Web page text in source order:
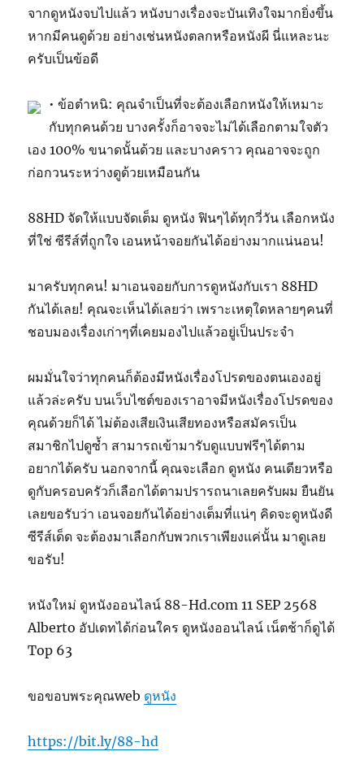
จากดูหนังจบไปแล้ว หนังบางเรื่องจะบันเทิงใจมากยิ่งขึ้น
หากมีคนดูด้วย อย่างเช่นหนังตลกหรือหนังผี นี่แหละนะ
ครับเป็นข้อดี
• ข้อตำหนิ: คุณจำเป็นที่จะต้องเลือกหนังให้เหมาะ
กับทุกคนด้วย บางครั้งก็อาจจะไม่ได้เลือกตามใจตัว
เอง 100% ขนาดนั้นด้วย และบางคราว คุณอาจจะถูก
ก่อกวนระหว่างดูด้วยเหมือนกัน
88HD จัดให้แบบจัดเต็ม ดูหนัง ฟินๆได้ทุกวี่วัน เลือกหนัง
ที่ใช่ ซีรีส์ที่ถูกใจ เอนหน้าจอยกันได้อย่างมากแน่นอน!
มาครับทุกคน! มาเอนจอยกับการดูหนังกับเรา 88HD
กันได้เลย! คุณจะเห็นได้เลยว่า เพราะเหตุใดหลายๆคนที่
ชอบมองเรื่องเก่าๆที่เคยมองไปแล้วอยู่เป็นประจำ
ผมมั่นใจว่าทุกคนก็ต้องมีหนังเรื่องโปรดของตนเองอยู่
แล้วล่ะครับ บนเว็บไซต์ของเราอาจมีหนังเรื่องโปรดของ
คุณด้วยก็ได้ ไม่ต้องเสียเงินเสียทองหรือสมัครเป็น
สมาชิกไปดูซ้ำ สามารถเข้ามารับดูแบบฟรีๆได้ตาม
อยากได้ครับ นอกจากนี้ คุณจะเลือก ดูหนัง คนเดียวหรือ
ดูกับครอบครัวก็เลือกได้ตามปรารถนาเลยครับผม ยืนยัน
เลยขอรับว่า เอนจอยกันได้อย่างเต็มที่แน่ๆ คิดจะดูหนังดี
ซีรีส์เด็ด จะต้องมาเลือกกับพวกเราเพียงแค่นั้น มาดูเลย
ขอรับ!
หนังใหม่ ดูหนังออนไลน์ 88-Hd.com 11 SEP 2568
Alberto อัปเดทได้ก่อนใคร ดูหนังออนไลน์ เน็ตช้าก็ดูได้
Top 63
ขอขอบพระคุณweb ดูหนัง
https://bit.ly/88-hd